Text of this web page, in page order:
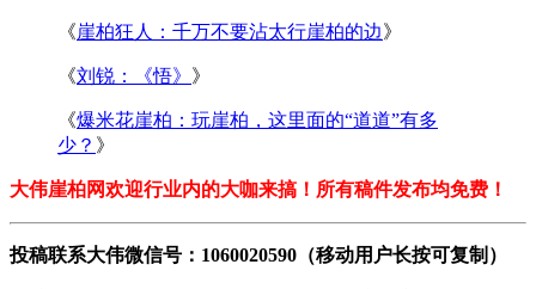
《崖柏狂人：千万不要沾太行崖柏的边》
《刘锐：《悟》 》
《爆米花崖柏：玩崖柏，这里面的“道道”有多
少？ 》
大伟崖柏网欢迎行业内的大咖来搞！所有稿件发布均免费！
投稿联系大伟微信号：1060020590（移动用户长按可复制）